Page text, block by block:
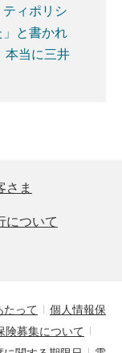
ィポリシ
と書かれ
本当に三井
さま
について
たって
個人情報保
険募集について